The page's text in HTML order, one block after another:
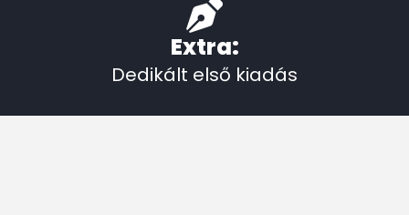
Extra:
Dedikált első kiadás